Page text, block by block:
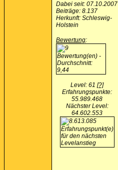
Dabei seit: 07.10.2007
Beiträge: 8.137
Herkunft: Schleswig-
Holstein
Bewertung:
Level: 61 [?]
Erfahrungspunkte:
55.989.468
Nächster Level:
64.602.553